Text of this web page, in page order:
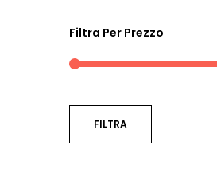
Filtra Per Prezzo
FILTRA